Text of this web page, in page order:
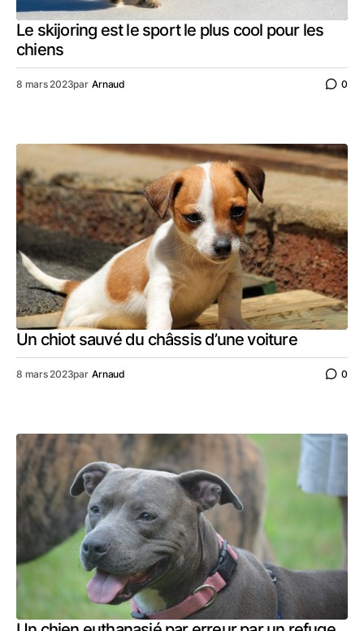
Le skijoring est le sport le plus cool pour les
chiens
8 mars 2023par Arnaud 0
Un chiot sauvé du châssis d’une voiture
8 mars 2023par Arnaud 0